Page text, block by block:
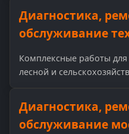
Диагностика,
обслуживание
Комплексные работы для
лесной и
Диагностика,
обслуживание